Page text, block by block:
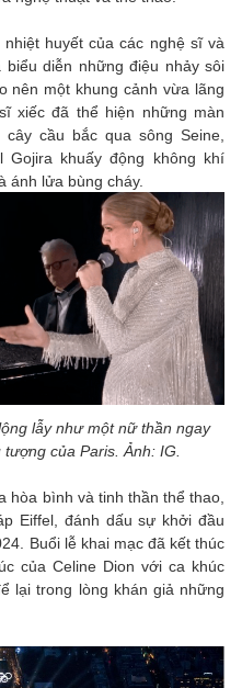
huyết của các nghệ sĩ và
diễn những điệu nhảy sôi
nên một khung cảnh vừa lãng
xiếc đã thể hiện những màn
cầu bắc qua sông Seine,
Gojira khuấy động không khí
ánh lửa bùng cháy.
lẫy như một nữ thần ngay
của Paris. Ảnh: IG.
hòa bình và tinh thần thể thao,
Eiffel, đánh dấu sự khởi đầu
Buổi lễ khai mạc đã kết thúc
của Celine Dion với ca khúc
lại trong lòng khán giả những